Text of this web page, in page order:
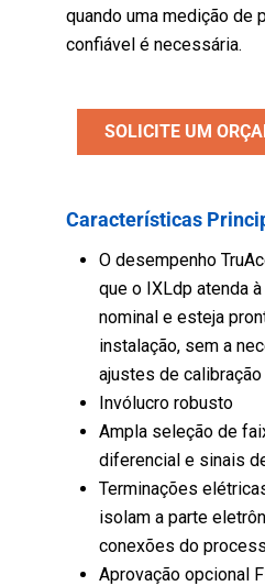
quando uma medição de
confiável é necessária.
SOLICITE UM
Características
O desempenho
que o IXLdp atenda
nominal e esteja
instalação, sem a
ajustes de
Invólucro robusto
Ampla seleção de
diferencial e sinais
Terminações
isolam a parte
conexões do
Aprovação opcional